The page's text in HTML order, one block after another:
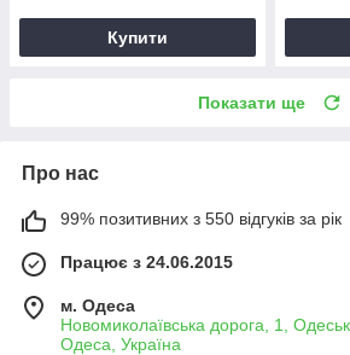
Купити
Показати ще
Про нас
99% позитивних з 550 відгуків за рік
Працює з 24.06.2015
м. Одеса
Новомиколаївська дорога, 1,
Одеса, Україна